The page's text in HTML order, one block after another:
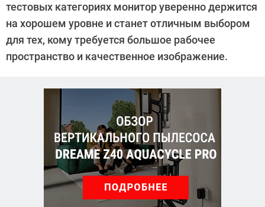
тестовых категориях монитор уверенно держится
на хорошем уровне и станет отличным выбором
для тех, кому требуется большое рабочее
пространство и качественное изображение.